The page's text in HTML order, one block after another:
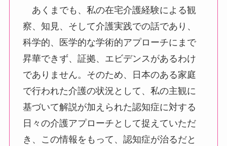
あくまでも、私の在宅介護経験による観
察、知見、そして介護実践での話であり、
科学的、医学的な学術的アプローチにまで
昇華できず、証拠、エビデンスがあるわけ
でありません。そのため、日本のある家庭
で行われた介護の状況として、私の主観に
基づいて解説が加えられた認知症に対する
日々の介護アプローチとして捉えていただ
き、この情報をもって、認知症が治るだと